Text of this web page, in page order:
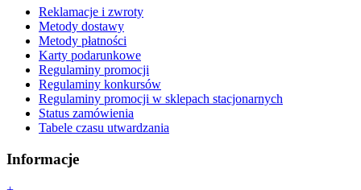
Reklamacje i zwroty
Metody dostawy
Metody płatności
Karty podarunkowe
Regulaminy promocji
Regulaminy konkursów
Regulaminy promocji w sklepach stacjonarnych
Status zamówienia
Tabele czasu utwardzania
Informacje